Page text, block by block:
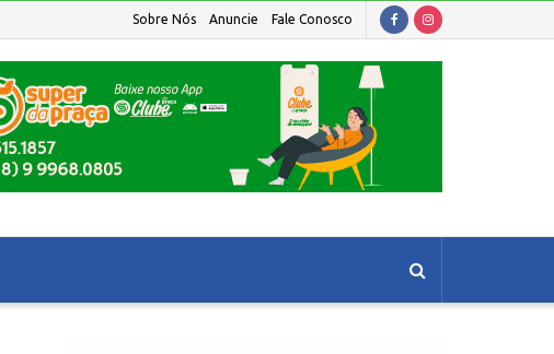
Sobre Nós Anuncie Fale Conosco